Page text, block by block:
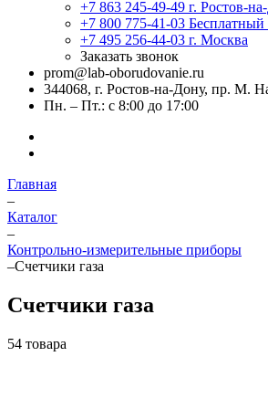
+7 863 245-49-49 г. Ростов-
+7 800 775-41-03 Бесплатный
+7 495 256-44-03 г. Москва
Заказать звонок
prom@lab-oborudovanie.ru
344068, г. Ростов-на-Дону, пр. М.
Пн. – Пт.: с 8:00 до 17:00
Главная
–
Каталог
–
Контрольно-измерительные приборы
–Счетчики газа
Счетчики газа
54 товара